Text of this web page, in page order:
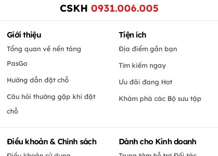
CSKH 0931.006.005
Giới thiệu
Tổng quan về nền tảng
PasGo
Hướng dẫn đặt chỗ
Câu hỏi thường gặp khi đặt
chỗ
Tiện ích
Địa điểm gần bạn
Tìm kiếm ngay
Ưu đãi đang Hot
Khám phá các Bộ sưu tập
Điều khoản & Chính sách Dành cho Kinh doanh